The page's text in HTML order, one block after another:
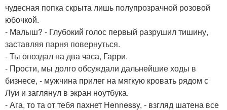
чудесная попка скрыта лишь полупрозрачной розовой
юбочкой.
- Малыш? - Глубокий голос первый разрушил тишину,
заставляя парня повернуться.
- Ты опоздал на два часа, Гарри.
- Прости, мы долго обсуждали дальнейшие ходы в
бизнесе, - мужчина прилег на мягкую кровать рядом с
Луи и заглянул в экран ноутбука.
- Ага, то та от тебя пахнет Hennessy, - взгляд шатена все